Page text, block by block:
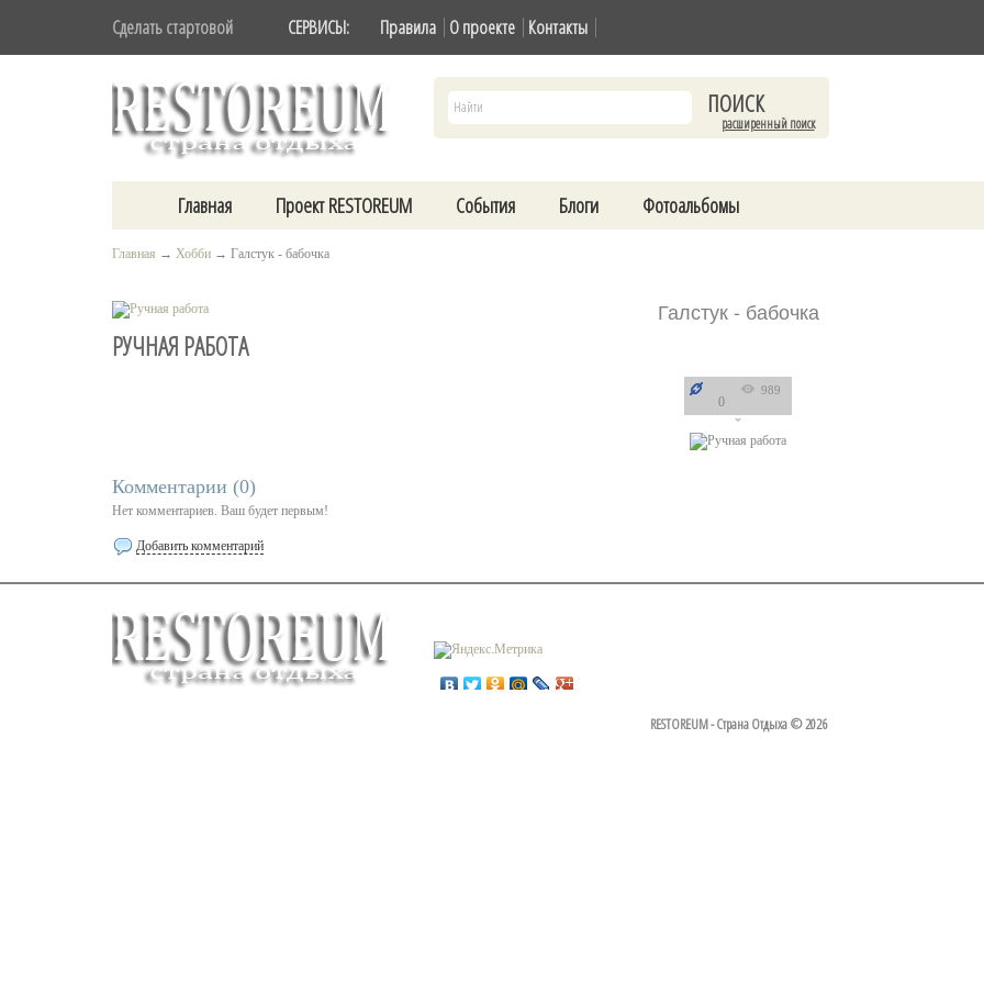
Сделать стартовой СЕРВИСЫ: Правила О проекте Контакты
расширенный поиск
Главная Проект RESTOREUM События Блоги Фотоальбомы
Главная → Хобби → Галстук - бабочка
Галстук - бабочка
РУЧНАЯ РАБОТА
0
989
Комментарии (0)
Нет комментариев. Ваш будет первым!
Добавить комментарий
RESTOREUM - Страна Отдыха © 2026